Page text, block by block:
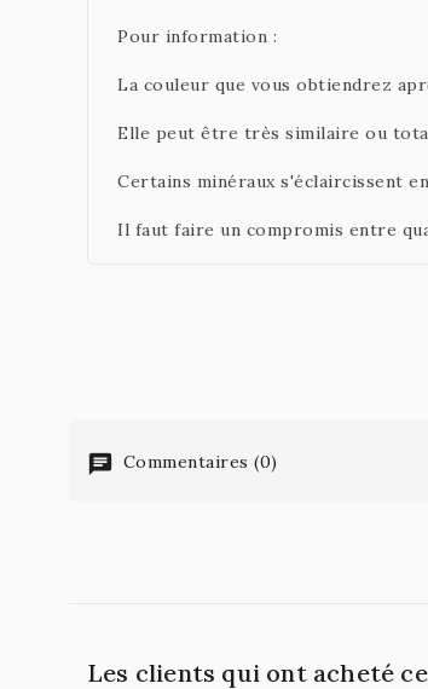
Pour information :
La couleur que vous obtiendrez
Elle peut être très similaire ou
Certains minéraux s'éclaircissent
Il faut faire un compromis entre
Commentaires (0)
Les clients qui ont acheté